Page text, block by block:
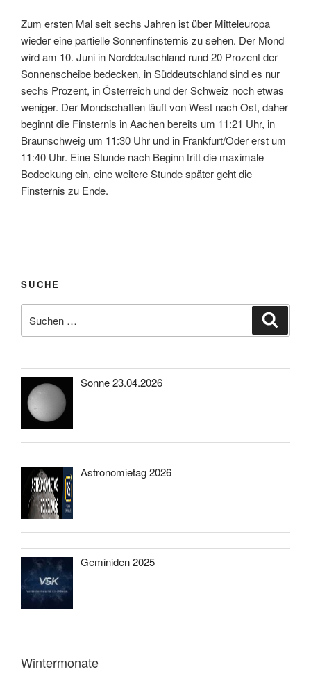
Zum ersten Mal seit sechs Jahren ist über Mitteleuropa
wieder eine partielle Sonnenfinsternis zu sehen. Der Mond
wird am 10. Juni in Norddeutschland rund 20 Prozent der
Sonnenscheibe bedecken, in Süddeutschland sind es nur
sechs Prozent, in Österreich und der Schweiz noch etwas
weniger. Der Mondschatten läuft von West nach Ost, daher
beginnt die Finsternis in Aachen bereits um 11:21 Uhr, in
Braunschweig um 11:30 Uhr und in Frankfurt/Oder erst um
11:40 Uhr. Eine Stunde nach Beginn tritt die maximale
Bedeckung ein, eine weitere Stunde später geht die
Finsternis zu Ende.
SUCHE
nach:
Sonne 23.04.2026
Astronomietag 2026
Geminiden 2025
Wintermonate